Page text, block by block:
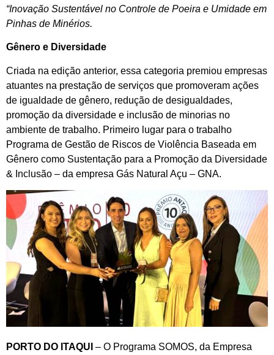
“Inovação Sustentável no Controle de Poeira e Umidade em
Pinhas de Minérios.
Gênero e Diversidade
Criada na edição anterior, essa categoria premiou empresas
atuantes na prestação de serviços que promoveram ações
de igualdade de gênero, redução de desigualdades,
promoção da diversidade e inclusão de minorias no
ambiente de trabalho. Primeiro lugar para o trabalho
Programa de Gestão de Riscos de Violência Baseada em
Gênero como Sustentação para a Promoção da Diversidade
& Inclusão – da empresa Gás Natural Açu – GNA.
PORTO DO ITAQUI – O Programa SOMOS, da Empresa